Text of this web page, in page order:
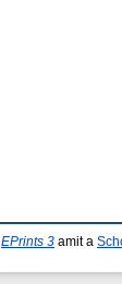
EPrints 3 amit a